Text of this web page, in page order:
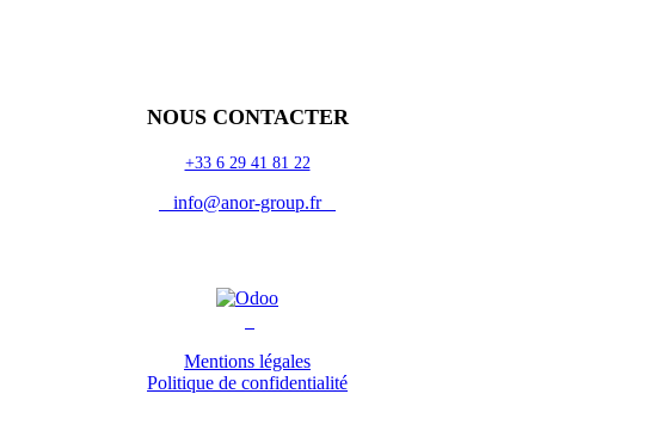
NOUS CONTACTER
+33 6 29 41 81 22
info@anor-group.fr
Mentions légales
Politique de confidentialité